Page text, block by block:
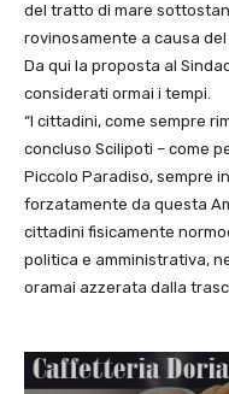
del tratto di mare
rovinosamente a causa
Da qui la proposta al
considerati ormai i tempi.
“I cittadini, come sempre
concluso Scilipoti – come
Piccolo Paradiso, sempre
forzatamente da questa
cittadini fisicamente
politica e amministrativa,
oramai azzerata dalla